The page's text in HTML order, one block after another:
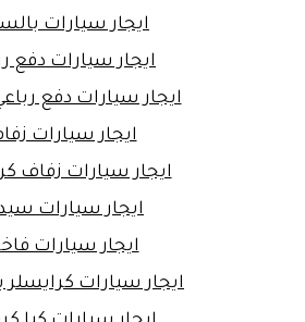
ايجار سيارات
ايجار سيارات دفع
ايجار سيارات دفع
ايجار سيارات
ايجار سيارات زفاف
ايجار سيارات
ايجار سيارات
ايجار سيارات كرايسلر